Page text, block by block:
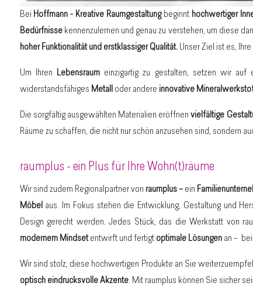
Bei Hoffmann - Kreative Raumgestaltungbeginnt hochwertiger
Bedürfnisse kennenzulernen und genau zu verstehen, um diese
hoher Funktionalität und erstklassiger Qualität.Unser Ziel ist es,
Um Ihren Lebensraum einzigartig zu gestalten, setzen wir auf
widerstandsfähiges Metall oder andere innovative
Die sorgfältig ausgewählten Materialien eröffnenvielfältige
Räume zu schaffen, die nicht nur schön anzusehen sind, sondern
raumplus - ein Plus für Ihre Wohn(t)räume
Wir sind zudem Regionalpartner von raumplus – ein
Möbel aus. Im Fokus stehen die Entwicklung, Gestaltung und
Design gerecht werden. Jedes Stück, das die Werkstatt von
modernem Mindsetentwirft und fertigt optimale Lösungenan –
Wir sind stolz, diese hochwertigen Produkte an Sie
optisch eindrucksvolle Akzente. Mit raumplus können Sie sicher